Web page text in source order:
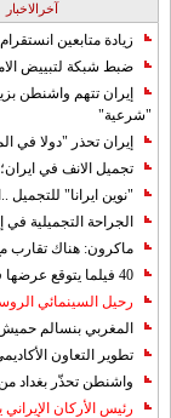
آخرالاخبار
زيادة متابعين انستقرام
ضبط شبكة لتبييض
إيران تتهم واشنطن
"شرعية"
إيران تحذر "دولا في
تجميل الانف في
"نوين ايرانا"
الجراحة التجميلية
ماكرون: هناك تقارب
40 فيلما يتوقع عرضها في مهرجان كان 2019
رحيل السينمائي
المغربي بنسالم
تطوير التعاون
واشنطن تحذّر بغداد من
رئيس الأركان